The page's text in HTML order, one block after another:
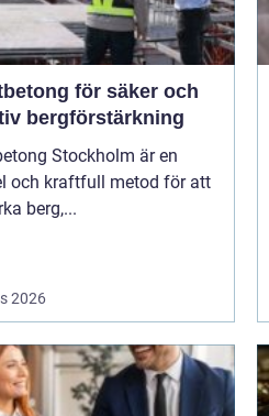
för säker och
bergförstärkning
Stockholm är en
och kraftfull metod för att
berg,...
2026